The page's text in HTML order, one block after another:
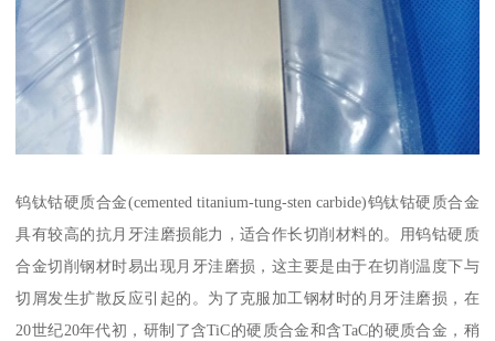
钨钛钴硬质合金(cemented titanium-tung-sten carbide)钨钛钴硬质合金
具有较高的抗月牙洼磨损能力，适合作长切削材料的。用钨钴硬质
合金切削钢材时易出现月牙洼磨损，这主要是由于在切削温度下与
切屑发生扩散反应引起的。为了克服加工钢材时的月牙洼磨损，在
20世纪20年代初，研制了含TiC的硬质合金和含TaC的硬质合金，稍